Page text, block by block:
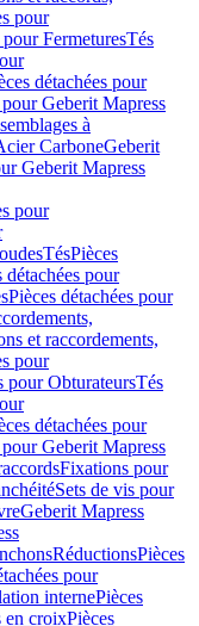
pour
pour FermeturesTés
détachées pour
Geberit Mapress
à
CarboneGeberit
Geberit Mapress
pour
TésPièces
détachées pour
Pièces détachées pour
et raccordements,
pour
pour ObturateursTés
détachées pour
Geberit Mapress
Fixations pour
Sets de vis pour
Geberit Mapress
RéductionsPièces
pour
internePièces
en croixPièces